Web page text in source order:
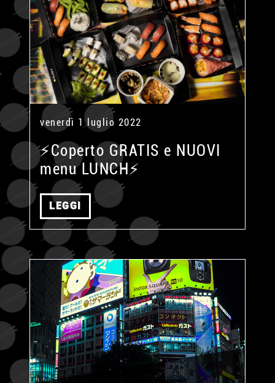
venerdì 1 luglio 2022
⚡Coperto GRATIS e NUOVI
menu LUNCH⚡
LEGGI